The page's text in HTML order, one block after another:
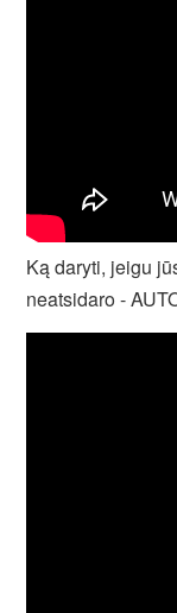
Ką daryti, jeigu
neatsidaro -